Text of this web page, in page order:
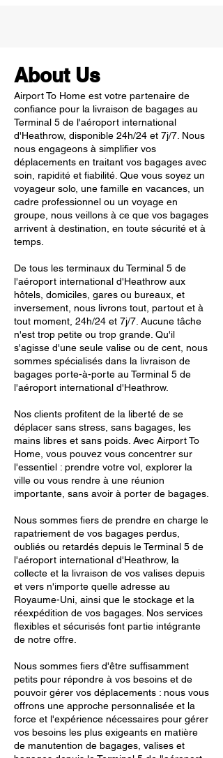
About Us
Airport To Home est votre partenaire de
confiance pour la livraison de bagages au
Terminal 5 de l'aéroport international
d'Heathrow, disponible 24h/24 et 7j/7. Nous
nous engageons à simplifier vos
déplacements en traitant vos bagages avec
soin, rapidité et fiabilité. Que vous soyez un
voyageur solo, une famille en vacances, un
cadre professionnel ou un voyage en
groupe, nous veillons à ce que vos bagages
arrivent à destination, en toute sécurité et à
temps.
De tous les terminaux du Terminal 5 de
l'aéroport international d'Heathrow aux
hôtels, domiciles, gares ou bureaux, et
inversement, nous livrons tout, partout et à
tout moment, 24h/24 et 7j/7. Aucune tâche
n'est trop petite ou trop grande. Qu'il
s'agisse d'une seule valise ou de cent, nous
sommes spécialisés dans la livraison de
bagages porte-à-porte au Terminal 5 de
l'aéroport international d'Heathrow.
Nos clients profitent de la liberté de se
déplacer sans stress, sans bagages, les
mains libres et sans poids. Avec Airport To
Home, vous pouvez vous concentrer sur
l'essentiel : prendre votre vol, explorer la
ville ou vous rendre à une réunion
importante, sans avoir à porter de bagages.
Nous sommes fiers de prendre en charge le
rapatriement de vos bagages perdus,
oubliés ou retardés depuis le Terminal 5 de
l'aéroport international d'Heathrow, la
collecte et la livraison de vos valises depuis
et vers n'importe quelle adresse au
Royaume-Uni, ainsi que le stockage et la
réexpédition de vos bagages. Nos services
flexibles et sécurisés font partie intégrante
de notre offre.
Nous sommes fiers d'être suffisamment
petits pour répondre à vos besoins et de
pouvoir gérer vos déplacements : nous vous
offrons une approche personnalisée et la
force et l'expérience nécessaires pour gérer
vos besoins les plus exigeants en matière
de manutention de bagages, valises et